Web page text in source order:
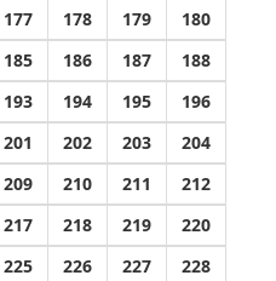
177 178 179
180
185 186 187
188
193 194 195
196
201 202 203
204
209 210 211
212
217 218 219
220
225 226 227
228